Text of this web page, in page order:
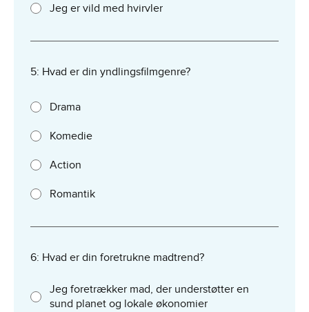
Jeg er vild med hvirvler
5: Hvad er din yndlingsfilmgenre?
Drama
Komedie
Action
Romantik
6: Hvad er din foretrukne madtrend?
Jeg foretrækker mad, der understøtter en
sund planet og lokale økonomier